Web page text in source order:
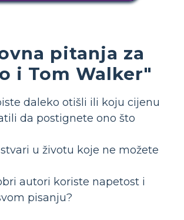
pitanja za
i Tom Walker"
daleko otišli ili koju cijenu
da postignete ono što
u životu koje ne možete
autori koriste napetost i
pisanju?